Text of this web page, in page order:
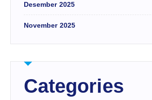
Desember 2025
November 2025
Categories